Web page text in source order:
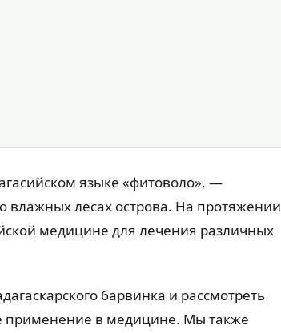
языке «фитоволо», —
влажных лесах острова. На протяжении
медицине для лечения различных
барвинка и рассмотреть
применение в медицине. Мы также